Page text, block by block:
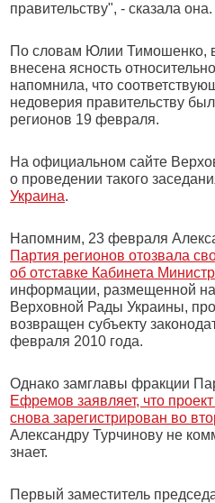
правительству", - сказала она.
По словам Юлии Тимошенко,
внесена ясность
напомнила, что
недоверия правительству
регионов 19 февраля.
На официальном сайте
о проведении такого
Украина.
Напомним, 23 февраля
Партия регионов отозвала
об отставке Кабинета
информации, размещенной
Верховной Рады Украины,
возвращен субъекту
февраля 2010 года.
Однако замглавы фракции
Ефремов заявляет, что
снова зарегистрирован во
Александру Турчинову не
знает.
Первый заместитель